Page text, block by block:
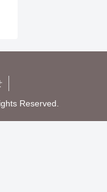
Reserved.